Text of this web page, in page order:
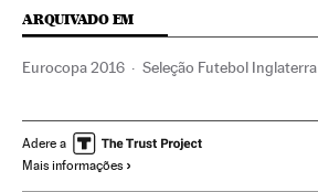
ARQUIVADO EM
Eurocopa 2016 Seleção Futebol Inglaterra
Futebol Competições Esportes
Adere a
Mais informações